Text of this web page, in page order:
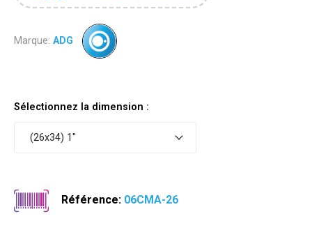
Marque: ADG
Sélectionnez la dimension :
(26x34) 1"
Référence: 06CMA-26